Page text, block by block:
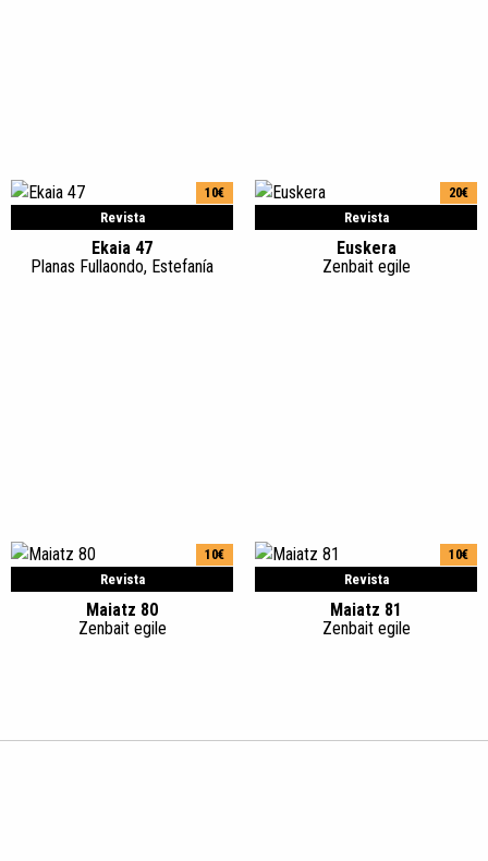
Revista
10€
Ekaia 47
Planas Fullaondo, Estefanía
Revista
20€
Euskera
Zenbait egile
Revista
10€
Maiatz 80
Zenbait egile
Revista
10€
Maiatz 81
Zenbait egile